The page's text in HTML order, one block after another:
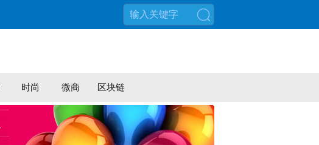
时尚 微商 区块链